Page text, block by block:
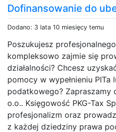
Dofinansowanie do
Dodano: 3 lata 10 miesięcy temu
Poszukujesz
kompleksowo zajmie się
działalności? Chcesz
pomocy w wypełnieniu PITa
podatkowego? Zapraszamy
o.o.. Księgowość PKG-Tax
profesjonalizm oraz
z każdej dziedziny prawa